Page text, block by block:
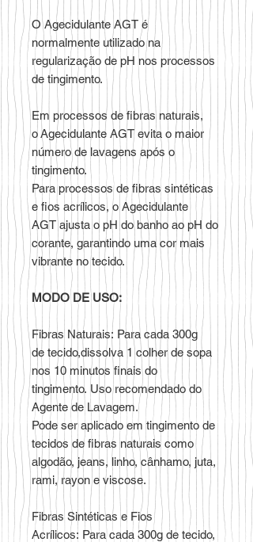
O Agecidulante AGT é
normalmente utilizado na
regularização de pH nos processos
de tingimento.
Em processos de fibras naturais,
o Agecidulante AGT evita o maior
número de lavagens após o
tingimento.
Para processos de fibras sintéticas
e fios acrílicos, o Agecidulante
AGT ajusta o pH do banho ao pH do
corante, garantindo uma cor mais
vibrante no tecido.
MODO DE USO:
Fibras Naturais: Para cada 300g
de tecido,dissolva 1 colher de sopa
nos 10 minutos finais do
tingimento. Uso recomendado do
Agente de Lavagem.
Pode ser aplicado em tingimento de
tecidos de fibras naturais como
algodão, jeans, linho, cânhamo, juta,
rami, rayon e viscose.
Fibras Sintéticas e Fios
Acrílicos: Para cada 300g de tecido,